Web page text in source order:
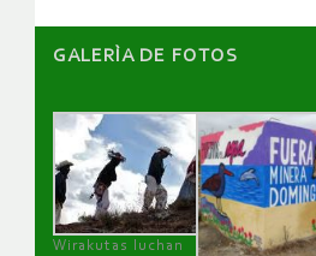
GALERÌA DE FOTOS
Wirakutas luchan